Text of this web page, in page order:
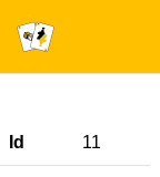
Id 11